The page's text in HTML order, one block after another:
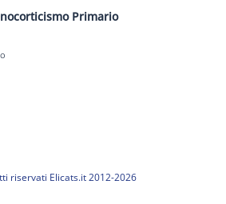
Primario
riservati Elicats.it 2012-2026